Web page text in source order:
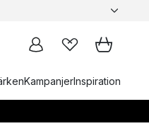
KampanjerInspiration